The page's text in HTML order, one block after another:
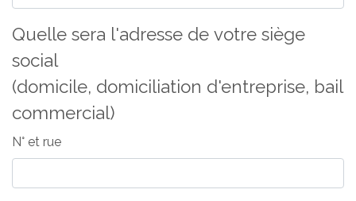
Quelle sera l'adresse de votre siège
social
(domicile, domiciliation d'entreprise, bail
commercial)
N° et rue